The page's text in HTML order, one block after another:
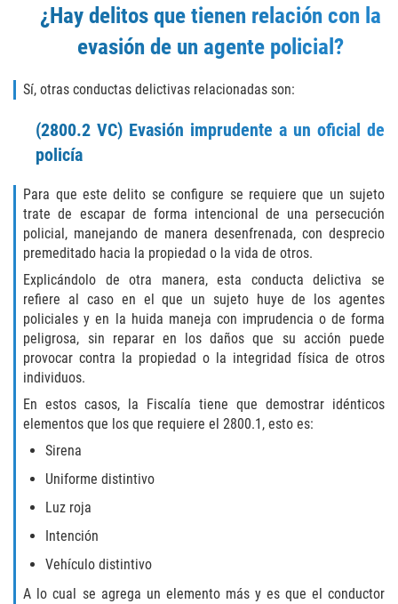
Aumento de Sentencia para Pandillas
Disuadir a un Testigo
Homicidio Voluntario
Intento de Asesinato
Secuestro
Violencia Doméstica
Acecho
Amenazas Criminales
Orden de Restricción Temporal
¿Hay delitos que tienen relación con la
evasión de un agente policial?
Sí, otras conductas delictivas relacionadas son:
(2800.2 VC) Evasión imprudente a un oficial de
policía
Para que este delito se configure se requiere que un sujeto
trate de escapar de forma intencional de una persecución
policial, manejando de manera desenfrenada, con desprecio
premeditado hacia la propiedad o la vida de otros.
Explicándolo de otra manera, esta conducta delictiva se
refiere al caso en el que un sujeto huye de los agentes
policiales y en la huida maneja con imprudencia o de forma
peligrosa, sin reparar en los daños que su acción puede
provocar contra la propiedad o la integridad física de otros
individuos.
En estos casos, la Fiscalía tiene que demostrar idénticos
elementos que los que requiere el 2800.1, esto es:
Sirena
Uniforme distintivo
Luz roja
Intención
Vehículo distintivo
A lo cual se agrega un elemento más y es que el conductor